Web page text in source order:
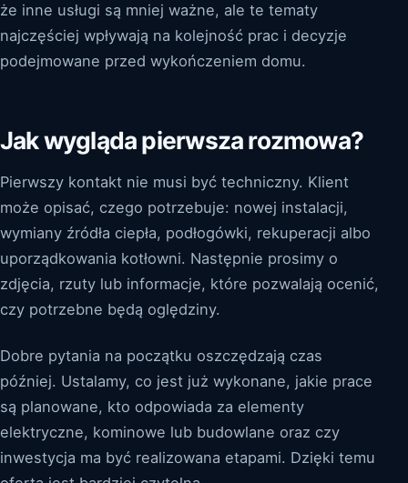
że inne usługi są mniej ważne, ale te tematy
najczęściej wpływają na kolejność prac i decyzje
podejmowane przed wykończeniem domu.
Jak wygląda pierwsza rozmowa?
Pierwszy kontakt nie musi być techniczny. Klient
może opisać, czego potrzebuje: nowej instalacji,
wymiany źródła ciepła, podłogówki, rekuperacji albo
uporządkowania kotłowni. Następnie prosimy o
zdjęcia, rzuty lub informacje, które pozwalają ocenić,
czy potrzebne będą oględziny.
Dobre pytania na początku oszczędzają czas
później. Ustalamy, co jest już wykonane, jakie prace
są planowane, kto odpowiada za elementy
elektryczne, kominowe lub budowlane oraz czy
inwestycja ma być realizowana etapami. Dzięki temu